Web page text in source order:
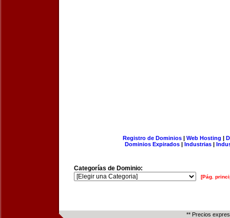
Registro de Dominios| Web Hosting |
Dominios Expirados | Industrias |
Categorías de Dominio:
[Pág.
** Precios